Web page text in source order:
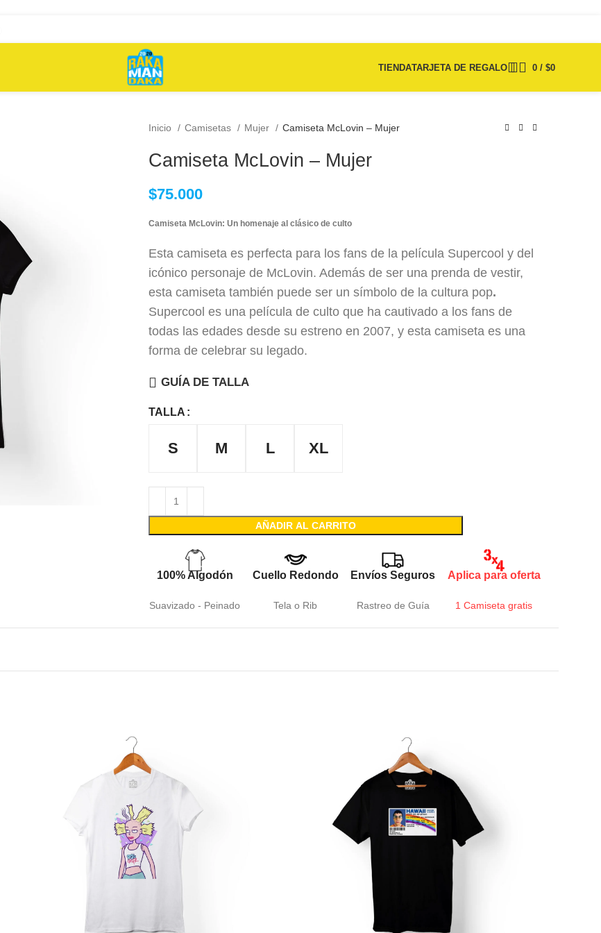
TIENDATARJETA DE REGALO 0 / $0
Inicio Camisetas Mujer Camiseta McLovin – Mujer
Camiseta McLovin – Mujer
$75.000
Camiseta McLovin: Un homenaje al clásico de culto
Esta camiseta es perfecta para los fans de la película Supercool y del
icónico personaje de McLovin. Además de ser una prenda de vestir,
esta camiseta también puede ser un símbolo de la cultura pop.
Supercool es una película de culto que ha cautivado a los fans de
todas las edades desde su estreno en 2007, y esta camiseta es una
forma de celebrar su legado.
GUÍA DE TALLA
TALLA
S M L XL
AÑADIR AL CARRITO
100% Algodón
Suavizado - Peinado
Cuello Redondo
Tela o Rib
Envíos Seguros
Rastreo de Guía
Aplica para oferta
1 Camiseta gratis